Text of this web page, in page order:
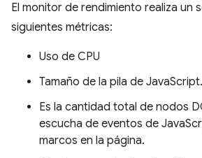
El monitor de rendimiento realiza un
siguientes métricas:
Uso de CPU
Tamaño de la pila de JavaScript.
Es la cantidad total de nodos
escucha de eventos de
marcos en la página.